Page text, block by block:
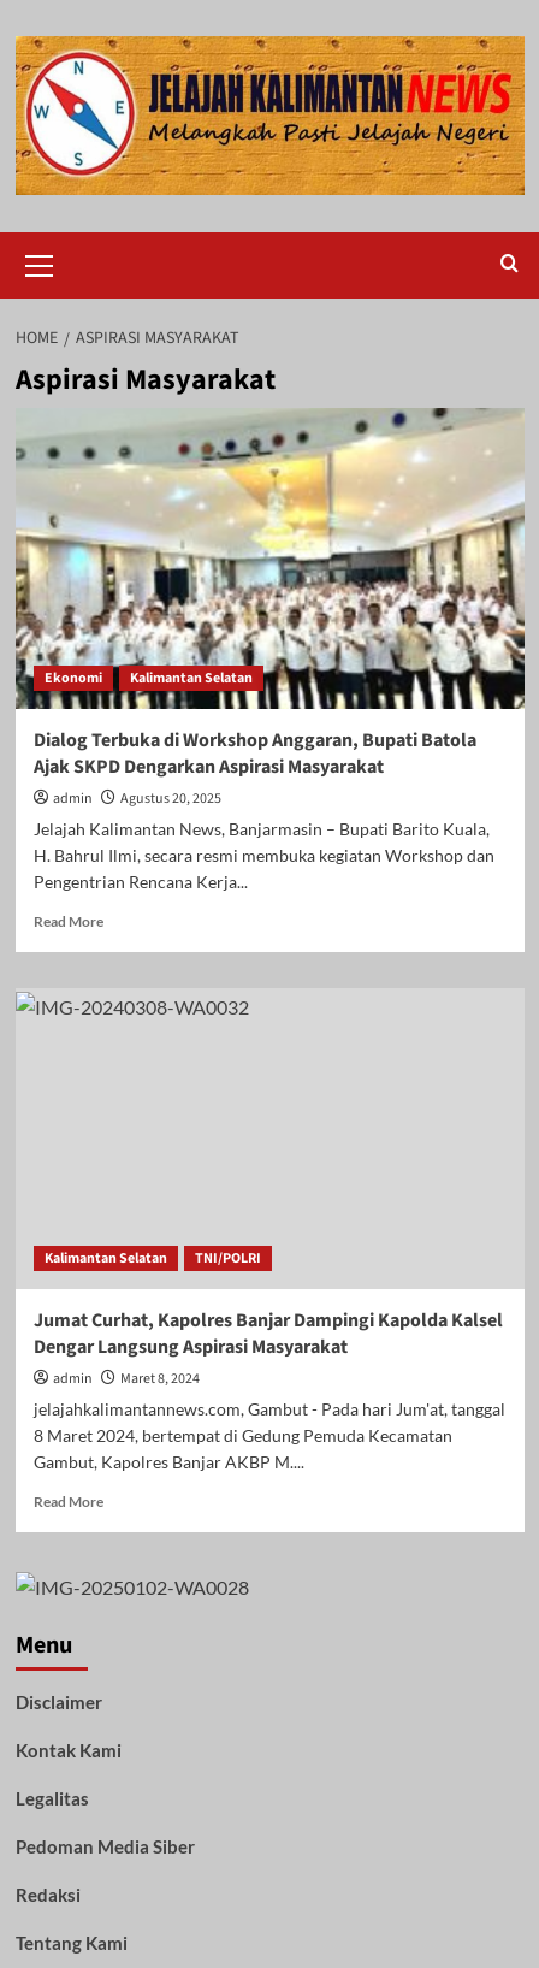
to
content
Menu
HOME ASPIRASI MASYARAKAT
Aspirasi Masyarakat
Ekonomi Kalimantan Selatan
Dialog Terbuka di Workshop Anggaran, Bupati Batola
Ajak SKPD Dengarkan Aspirasi Masyarakat
admin
Agustus 20, 2025
Jelajah Kalimantan News, Banjarmasin – Bupati Barito Kuala,
H. Bahrul Ilmi, secara resmi membuka kegiatan Workshop dan
Pengentrian Rencana Kerja...
Read MoreRead
Terbuka
Kalimantan Selatan TNI/POLRI
Jumat Curhat, Kapolres Banjar Dampingi Kapolda Kalsel
Dengar Langsung Aspirasi Masyarakat
admin
Maret 8, 2024
jelajahkalimantannews.com, Gambut - Pada hari Jum'at, tanggal
8 Maret 2024, bertempat di Gedung Pemuda Kecamatan
Gambut, Kapolres Banjar AKBP M....
Read MoreRead
Curhat,
Kalsel
Langsung
Menu
Disclaimer
Kontak Kami
Legalitas
Pedoman Media Siber
Redaksi
Tentang Kami